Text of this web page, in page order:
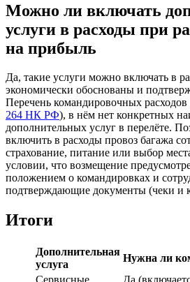
Можно ли включать
услуги в расходы при
на прибыль
Да, такие услуги можно включать в
экономически обоснованы и
Перечень командировочных
264 НК РФ), в нём нет конкретных
дополнительных услуг в перелёте.
включить в расходы провоз багажа
страхование, питание или выбор
условии, что возмещение
положением о командировках и
подтверждающие документы (чеки и
Итоги
Дополнительная
услуга
Нужна ли